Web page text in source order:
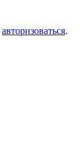
авторизоваться.